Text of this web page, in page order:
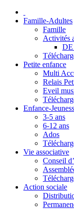
Famille-Adultes
Famille
Activités
Petite enfance
Multi
Relais
Eveil
Enfance-
3-5 ans
6-12 ans
Ados
Vie associative
Conseil
Action sociale